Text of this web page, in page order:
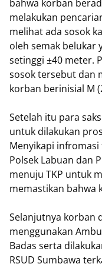
bahwa korban
melakukan
melihat ada sosok
oleh semak belukar
setinggi ±40 meter.
sosok tersebut dan
korban berinisial M
Setelah itu para
untuk dilakukan
Menyikapi
Polsek Labuan dan
menuju TKP untuk
memastikan bahwa
Selanjutnya korban
menggunakan
Badas serta
RSUD Sumbawa